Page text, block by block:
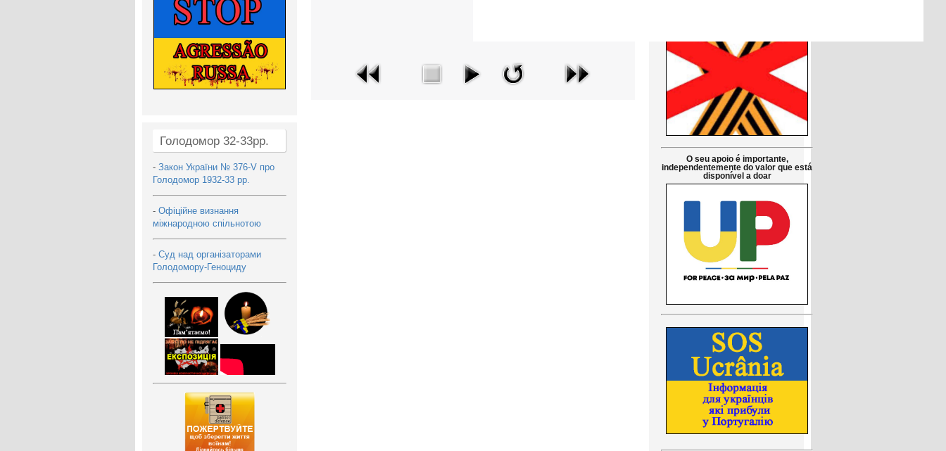
Голодомор 32-33рр.
- Закон України № 376-V про
Голодомор 1932-33 рр.
- Офіційне визнання
міжнародною спільнотою
- Суд над організаторами
Голодомору-Геноциду
O seu apoio é importante,
independentemente do valor que está
disponível a doar